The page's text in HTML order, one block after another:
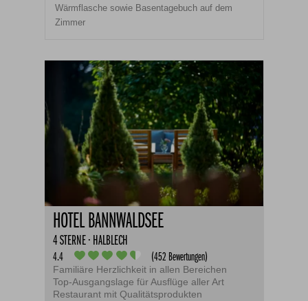
Wärmflasche sowie Basentagebuch auf dem
Zimmer
HOTEL BANNWALDSEE
4 STERNE · HALBLECH
4.4 (452 Bewertungen)
Familiäre Herzlichkeit in allen Bereichen
Top-Ausgangslage für Ausflüge aller Art
Restaurant mit Qualitätsprodukten